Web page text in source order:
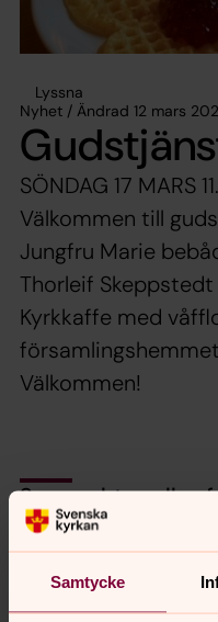
Samtycke
Lyssna
Nyhet / Ändrad 12 mars
SÖNDAG 17 MARS
Välkommen till
Jungfru Marie
Thorleif
Kyrkkaffe med
Välkommen!
Synpunkter eller
innehåll?
Dela